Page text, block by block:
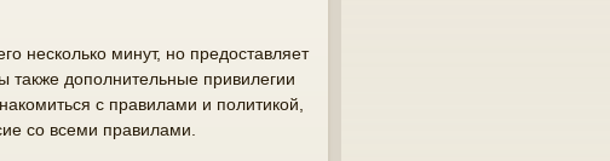
несколько минут, но предоставляет
дополнительные привилегии
с правилами и политикой,
со всеми правилами.